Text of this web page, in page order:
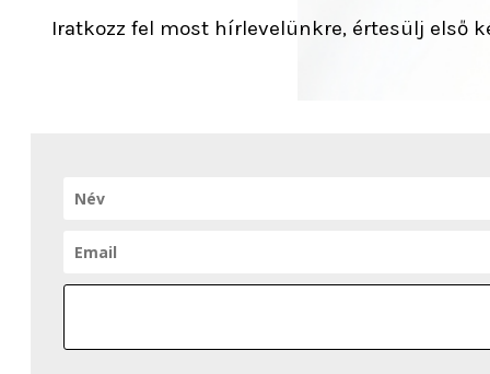
Iratkozz fel most hírlevelünkre, értesülj első